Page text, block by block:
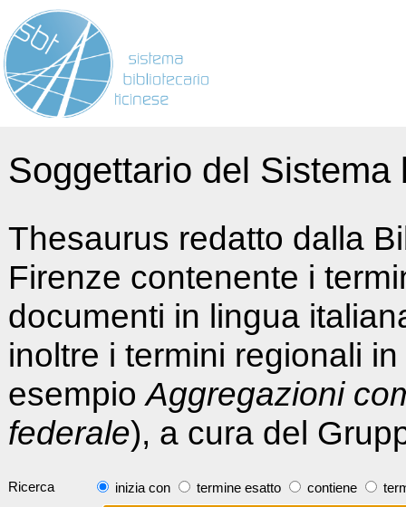
Soggettario del
Thesaurus redatto dalla
Firenze contenente i
documenti in lingua
inoltre i termini regionali
esempioAggregazioni
federale), a cura del
Ricerca inizia con termine esatto contiene